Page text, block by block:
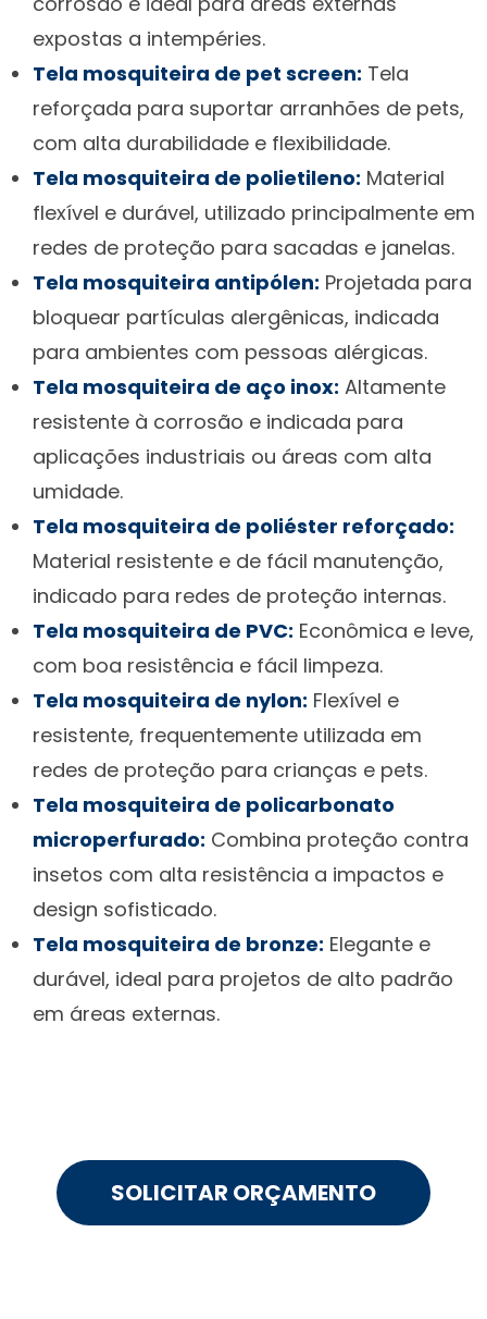
expostas a intempéries.
Tela mosquiteira de pet screen: Tela
reforçada para suportar arranhões de pets,
com alta durabilidade e flexibilidade.
Tela mosquiteira de polietileno: Material
flexível e durável, utilizado principalmente em
redes de proteção para sacadas e janelas.
Tela mosquiteira antipólen: Projetada para
bloquear partículas alergênicas, indicada
para ambientes com pessoas alérgicas.
Tela mosquiteira de aço inox: Altamente
resistente à corrosão e indicada para
aplicações industriais ou áreas com alta
umidade.
Tela mosquiteira de poliéster reforçado:
Material resistente e de fácil manutenção,
indicado para redes de proteção internas.
Tela mosquiteira de PVC: Econômica e leve,
com boa resistência e fácil limpeza.
Tela mosquiteira de nylon: Flexível e
resistente, frequentemente utilizada em
redes de proteção para crianças e pets.
Tela mosquiteira de policarbonato
microperfurado: Combina proteção contra
insetos com alta resistência a impactos e
design sofisticado.
Tela mosquiteira de bronze: Elegante e
durável, ideal para projetos de alto padrão
em áreas externas.
SOLICITAR ORÇAMENTO